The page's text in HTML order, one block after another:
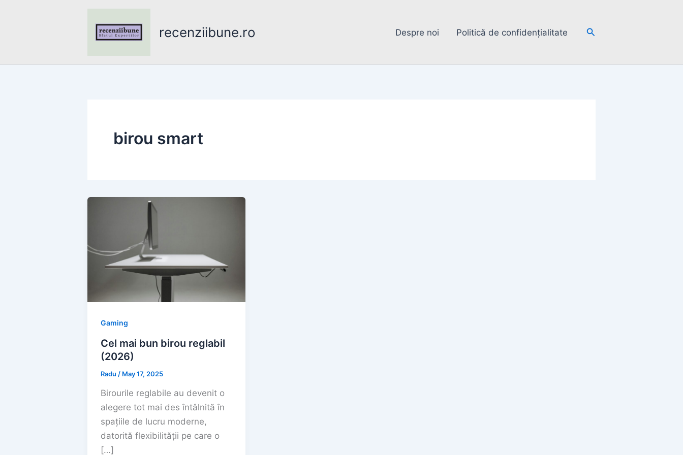
recenziibune.ro Despre noi Politică de confidențialitate Search
birou smart
Gaming
Cel mai bun birou reglabil
(2026)
Radu / May 17, 2025
Birourile reglabile au devenit o
alegere tot mai des întâlnită în
spațiile de lucru moderne,
datorită flexibilității pe care o
[…]